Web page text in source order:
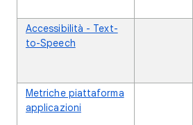
Accessibilità - Text-
to-Speech
Metriche piattaforma
applicazioni